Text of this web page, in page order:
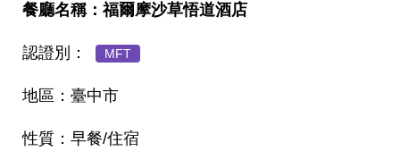
福爾摩沙草悟道酒店
MFT
臺中市
早餐/住宿